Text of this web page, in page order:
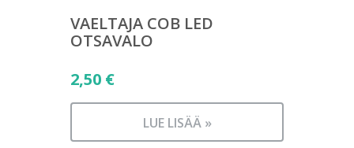
VAELTAJA COB LED
OTSAVALO
2,50 €
LUE LISÄÄ »